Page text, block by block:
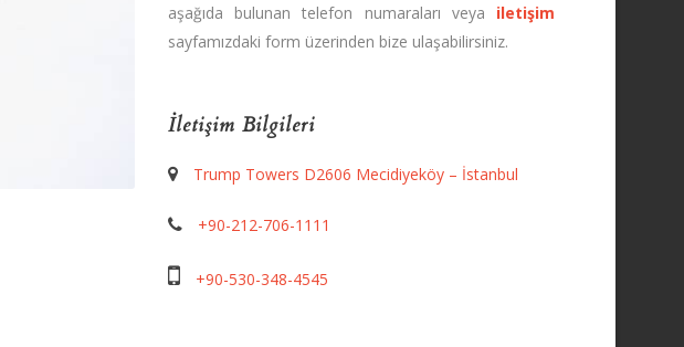
aşağıda bulunan telefon numaraları veya iletişim
sayfamızdaki form üzerinden bize ulaşabilirsiniz.
İletişim Bilgileri
Trump Towers D2606 Mecidiyeköy – İstanbul
+90-212-706-1111
+90-530-348-4545